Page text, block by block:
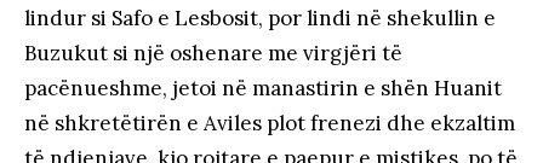
lindur si Safo e Lesbosit, por lindi në shekullin e
Buzukut si një oshenare me virgjëri të
pacënueshme, jetoi në manastirin e shën Huanit
në shkretëtirën e Aviles plot frenezi dhe ekzaltim
të ndjenjave, kjo rojtare e paepur e mistikes, po të